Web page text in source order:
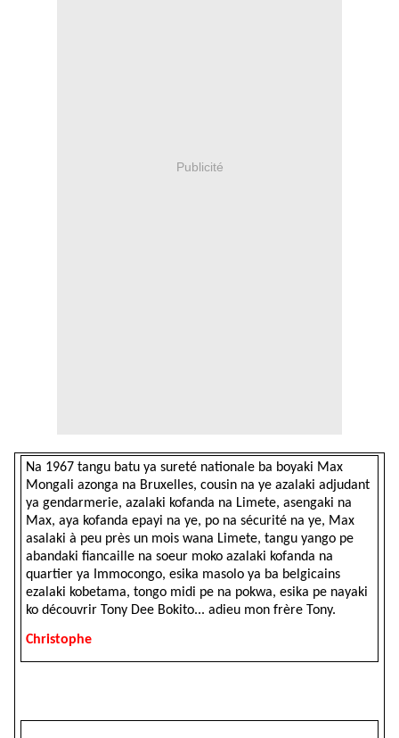
Publicité
Na 1967 tangu batu ya sureté nationale ba boyaki Max
Mongali azonga na Bruxelles, cousin na ye azalaki adjudant
ya gendarmerie, azalaki kofanda na Limete, asengaki na
Max, aya kofanda epayi na ye, po na sécurité na ye, Max
asalaki à peu près un mois wana Limete, tangu yango pe
abandaki fiancaille na soeur moko azalaki kofanda na
quartier ya Immocongo, esika masolo ya ba belgicains
ezalaki kobetama, tongo midi pe na pokwa, esika pe nayaki
ko découvrir Tony Dee Bokito... adieu mon frère Tony.
Christophe